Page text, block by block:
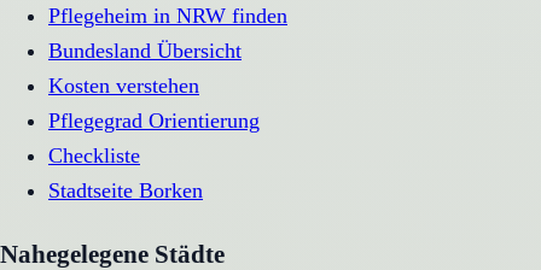
Pflegeheim in NRW finden
Bundesland Übersicht
Kosten verstehen
Pflegegrad Orientierung
Checkliste
Stadtseite Borken
Nahegelegene Städte